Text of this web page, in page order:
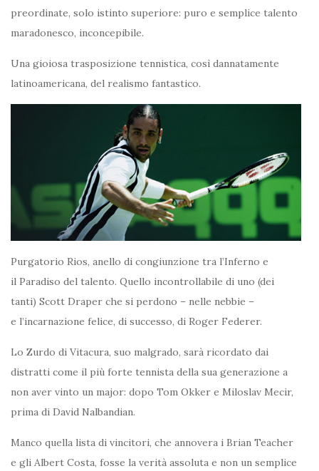
preordinate, solo istinto superiore: puro e semplice talento
maradonesco, inconcepibile.
Una gioiosa trasposizione tennistica, così dannatamente
latinoamericana, del realismo fantastico.
Purgatorio Rios, anello di congiunzione tra l’Inferno e
il Paradiso del talento. Quello incontrollabile di uno (dei
tanti) Scott Draper che si perdono – nelle nebbie –
e l’incarnazione felice, di successo, di Roger Federer.
Lo Zurdo di Vitacura, suo malgrado, sarà ricordato dai
distratti come il più forte tennista della sua generazione a
non aver vinto un major: dopo Tom Okker e Miloslav Mecir,
prima di David Nalbandian.
Manco quella lista di vincitori, che annovera i Brian Teacher
e gli Albert Costa, fosse la verità assoluta e non un semplice